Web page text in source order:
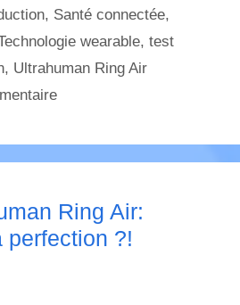
, Santé connectée,
wearable, test
, Ultrahuman Ring Air
Ring Air:
perfection ?!